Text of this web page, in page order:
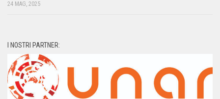
24 MAG, 2025
I NOSTRI PARTNER: